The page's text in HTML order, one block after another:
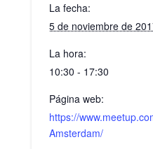
La fecha:
5 de noviembre de
La hora:
10:30 - 17:30
Página web:
https://
Amsterdam/